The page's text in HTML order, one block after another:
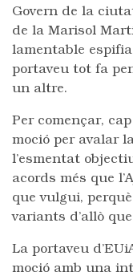
Govern de la
de la Marisol
lamentable
portaveu tot fa
un altre.
Per començar,
moció per avalar
l’esmentat
acords més que
que vulgui,
variants d’allò
La portaveu
moció amb una